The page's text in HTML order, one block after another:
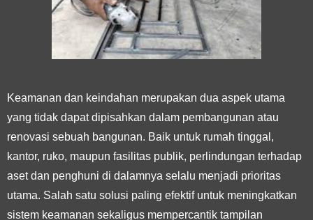
Keamanan dan keindahan merupakan dua aspek utama
yang tidak dapat dipisahkan dalam pembangunan atau
renovasi sebuah bangunan. Baik untuk rumah tinggal,
kantor, ruko, maupun fasilitas publik, perlindungan terhadap
aset dan penghuni di dalamnya selalu menjadi prioritas
utama. Salah satu solusi paling efektif untuk meningkatkan
sistem keamanan sekaligus mempercantik tampilan